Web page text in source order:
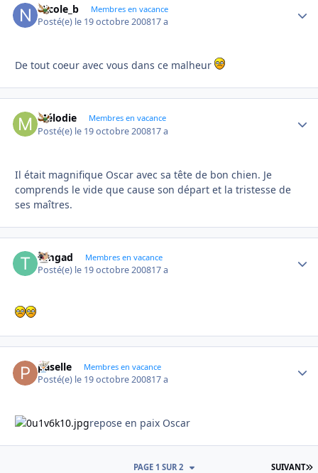
Nicole_b Membres en vacance
Posté(e) le 19 octobre 200817 a
De tout coeur avec vous dans ce malheur
Mélodie Membres en vacance
Posté(e) le 19 octobre 200817 a
Il était magnifique Oscar avec sa tête de bon chien. Je
comprends le vide que cause son départ et la tristesse de
ses maîtres.
timgad Membres en vacance
Posté(e) le 19 octobre 200817 a
paselle Membres en vacance
Posté(e) le 19 octobre 200817 a
repose en paix Oscar
SUIVANT
PAGE 1 SUR 2